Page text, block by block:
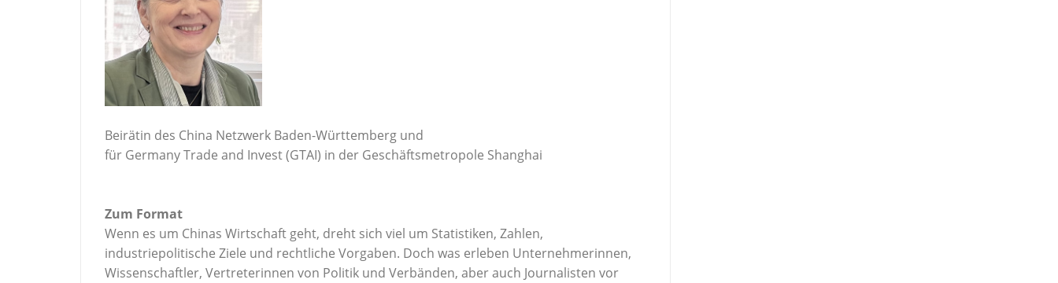
Beirätin des China Netzwerk Baden-Württemberg und
für Germany Trade and Invest (GTAI) in der Geschäftsmetropole Shanghai
Zum Format
Wenn es um Chinas Wirtschaft geht, dreht sich viel um Statistiken, Zahlen,
industriepolitische Ziele und rechtliche Vorgaben. Doch was erleben Unternehmerinnen,
Wissenschaftler, Vertreterinnen von Politik und Verbänden, aber auch Journalisten vor